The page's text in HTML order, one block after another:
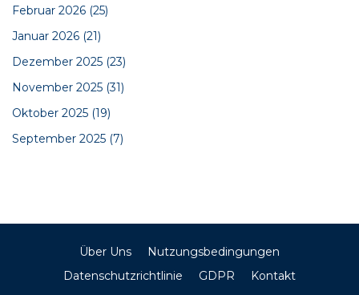
Februar 2026 (25)
Januar 2026 (21)
Dezember 2025 (23)
November 2025 (31)
Oktober 2025 (19)
September 2025 (7)
Über Uns
Nutzungsbedingungen
Datenschutzrichtlinie
GDPR Kontakt